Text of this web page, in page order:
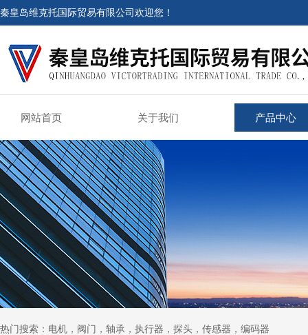
秦皇岛维克托国际贸易有限公司欢迎您！
网站首页 关于我们 产品中心
热门搜索：电机，阀门，轴承，执行器，探头，传感器，编码器